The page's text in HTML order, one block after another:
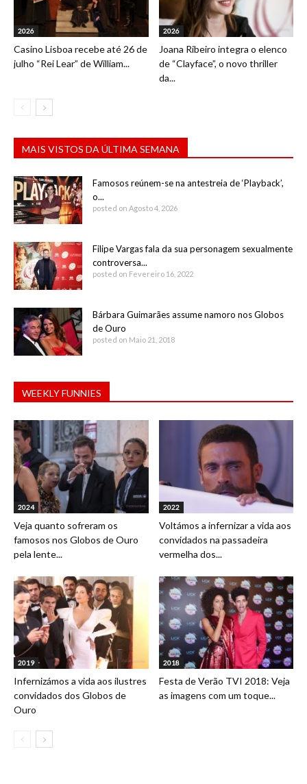
2026
Casino Lisboa recebe até 26 de
julho “Rei Lear” de William...
2026
Joana Ribeiro integra o elenco
de “Clayface”, o novo thriller
da...
MAIS VISTOS DA ÚLTIMA SEMANA
Famosos reúnem-se na antestreia de ‘Playback’,
o...
posted on Agosto 4, 2026
Filipe Vargas fala da sua personagem sexualmente
controversa...
posted on Fevereiro 16, 2022
Bárbara Guimarães assume namoro nos Globos
de Ouro
posted on Maio 21, 2018
WEEKLY FUNNIES
2024
Veja quanto sofreram os
famosos nos Globos de Ouro
pela lente...
2022
Voltámos a infernizar a vida aos
convidados na passadeira
vermelha dos...
2019
Infernizámos a vida aos ilustres
convidados dos Globos de
Ouro
2018
Festa de Verão TVI 2018: Veja
as imagens com um toque...